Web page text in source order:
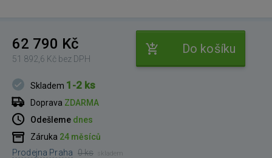
62 790 Kč
51 892,6 Kč bez DPH
Do košíku
Skladem 1-2 ks
Doprava ZDARMA
Odešleme dnes
Záruka 24 měsíců
Prodejna Praha 0 ks skladem